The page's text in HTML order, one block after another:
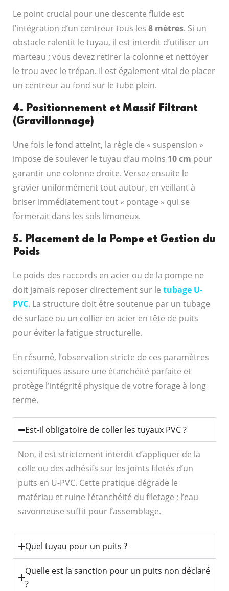
Le point crucial pour une descente fluide est
l’intégration d’un centreur tous les 8 mètres. Si un
obstacle ralentit le tuyau, il est interdit d’utiliser un
marteau ; vous devez retirer la colonne et nettoyer
le trou avec le trépan. Il est également vital de placer
un centreur au fond sur le tube plein.
4. Positionnement et Massif Filtrant
(Gravillonnage)
Une fois le fond atteint, la règle de « suspension »
impose de soulever le tuyau d’au moins 10 cm pour
garantir une colonne droite. Versez ensuite le
gravier uniformément tout autour, en veillant à
briser immédiatement tout « pontage » qui se
formerait dans les sols limoneux.
5. Placement de la Pompe et Gestion du
Poids
Le poids des raccords en acier ou de la pompe ne
doit jamais reposer directement sur le tubage U-
PVC. La structure doit être soutenue par un tubage
de surface ou un collier en acier en tête de puits
pour éviter la fatigue structurelle.
En résumé, l’observation stricte de ces paramètres
scientifiques assure une étanchéité parfaite et
protège l’intégrité physique de votre forage à long
terme.
Est-il obligatoire de coller les tuyaux PVC ?
Non, il est strictement interdit d’appliquer de la
colle ou des adhésifs sur les joints filetés d’un
puits en U-PVC. Cette pratique dégrade le
matériau et ruine l’étanchéité du filetage ; l’eau
savonneuse suffit pour l’assemblage.
Quel tuyau pour un puits ?
Quelle est la sanction pour un puits non déclaré
?